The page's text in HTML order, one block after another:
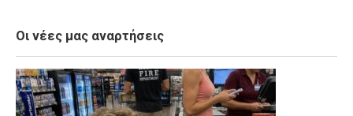
Οι νέες μας αναρτήσεις